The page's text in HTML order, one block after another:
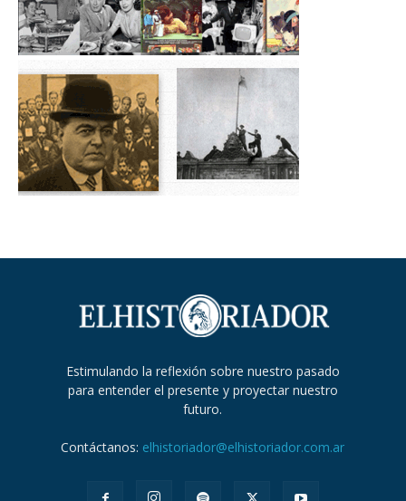
Estimulando la reflexión sobre nuestro pasado
para entender el presente y proyectar nuestro
futuro.
Contáctanos: elhistoriador@elhistoriador.com.ar